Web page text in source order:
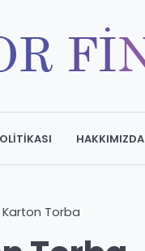
HAKKIMIZDA
Karton Torba